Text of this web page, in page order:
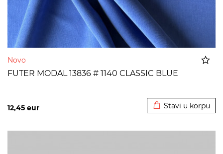
Novo
FUTER MODAL 13836 # 1140 CLASSIC BLUE
12,45 eur Stavi u korpu